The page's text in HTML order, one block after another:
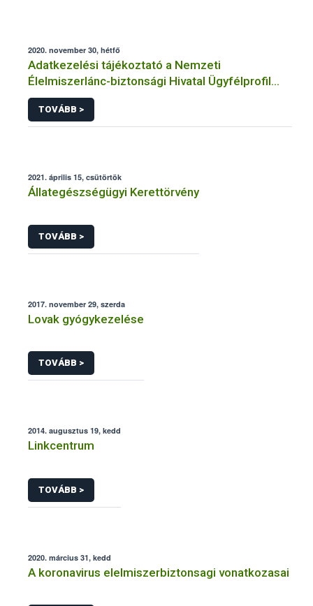
2020. november 30, hétfő
Adatkezelési tájékoztató a Nemzeti
Élelmiszerlánc-biztonsági Hivatal Ügyfélprofil
Rendszerben állatgyógyászati termékek
témakörben közhatalmi eljárásaihoz kapcsolódó
adatkezeléséhez
TOVÁBB >
2021. április 15, csütörtök
Állategészségügyi Kerettörvény
TOVÁBB >
2017. november 29, szerda
Lovak gyógykezelése
TOVÁBB >
2014. augusztus 19, kedd
Linkcentrum
TOVÁBB >
2020. március 31, kedd
A koronavirus elelmiszerbiztonsagi vonatkozasai